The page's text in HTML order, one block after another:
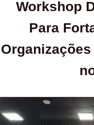
Workshop
Para